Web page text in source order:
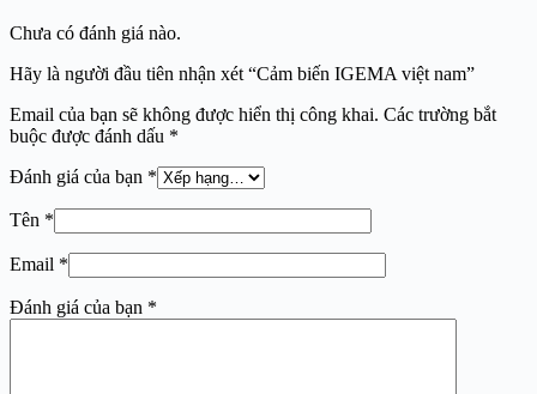
Chưa có đánh giá nào.
Hãy là người đầu tiên nhận xét “Cảm biến IGEMA việt nam”
Email của bạn sẽ không được hiển thị công khai. Các trường bắt
buộc được đánh dấu *
Đánh giá của bạn *
Tên *
Email *
Đánh giá của bạn *